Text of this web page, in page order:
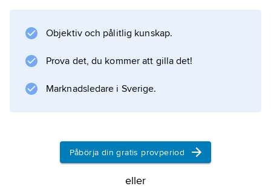
speglar blir spegelobjektivet kortare än
konventionella teleobjektiv. Objektivtypen
saknar bländare och ljusinsläppet regleras
med hjälp av gråfilter med varierande täthet.
Information om artikeln
Objektiv och pålitlig kunskap.
Prova det, du kommer att gilla det!
Marknadsledare i Sverige.
Påbörja din gratis provperiod
eller